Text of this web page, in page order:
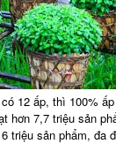
12 ấp, thì 100%
hơn 7,7 triệu sản
triệu sản phẩm, đa